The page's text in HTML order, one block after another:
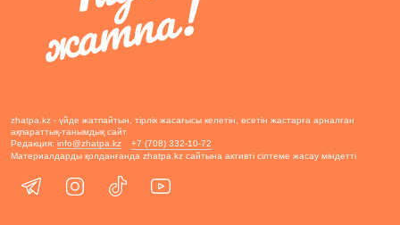
zhatpa.kz - үйде жатпайтын, тірлік жасағысы келетін, өсетін жастарға арналған
ақпараттық-танымдық сайт
Редакция: info@zhatpa.kz
+7 (708) 332-10-72
Материалдарды қолданғанда zhatpa.kz сайтына активті сілтеме жасау міндетті